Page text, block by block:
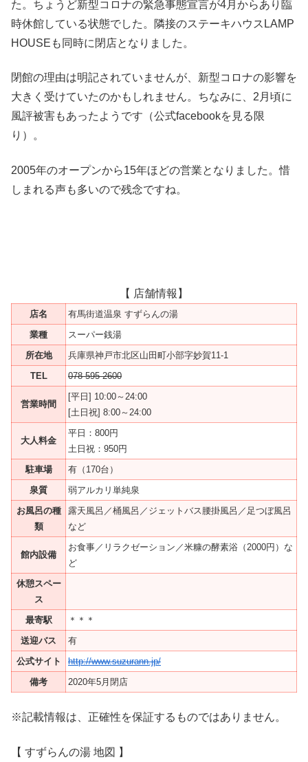
た。ちょうど新型コロナの緊急事態宣言が4月からあり臨
時休館している状態でした。隣接のステーキハウスLAMP
HOUSEも同時に閉店となりました。
閉館の理由は明記されていませんが、新型コロナの影響を
大きく受けていたのかもしれません。ちなみに、2月頃に
風評被害もあったようです（公式facebookを見る限
り）。
2005年のオープンから15年ほどの営業となりました。惜
しまれる声も多いので残念ですね。
【 店舗情報】
店名
有馬街道温泉 すずらんの湯
業種
スーパー銭湯
所在地
兵庫県神戸市北区山田町小部字妙賀11-1
TEL
078-595-2600
営業時間
[平日] 10:00～24:00
[土日祝] 8:00～24:00
大人料金
平日：800円
土日祝：950円
駐車場
有（170台）
泉質
弱アルカリ単純泉
お風呂の種
類
露天風呂／桶風呂／ジェットバス腰掛風呂／足つぼ風呂
など
館内設備
お食事／リラクゼーション／米糠の酵素浴（2000円）な
ど
休憩スペー
ス
最寄駅
＊＊＊
送迎バス
有
公式サイト
http://www.suzurann.jp/
備考
2020年5月閉店
※記載情報は、正確性を保証するものではありません。
【 すずらんの湯 地図 】